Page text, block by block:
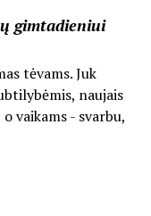
gimtadieniui
tėvams. Juk
naujais
vaikams - svarbu,